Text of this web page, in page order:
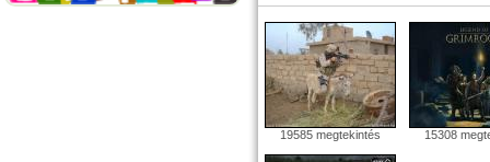
19585 megtekintés 15308